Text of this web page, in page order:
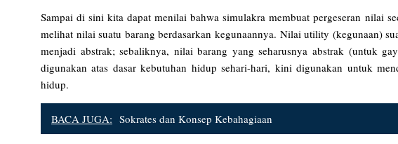
Sampai di sini kita dapat menilai bahwa simulakra membuat pergeseran nilai
melihat nilai suatu barang berdasarkan kegunaannya. Nilai utility (kegunaan)
menjadi abstrak; sebaliknya, nilai barang yang seharusnya abstrak (untuk
digunakan atas dasar kebutuhan hidup sehari-hari, kini digunakan untuk
hidup.
BACA JUGA: Sokrates dan Konsep Kebahagiaan